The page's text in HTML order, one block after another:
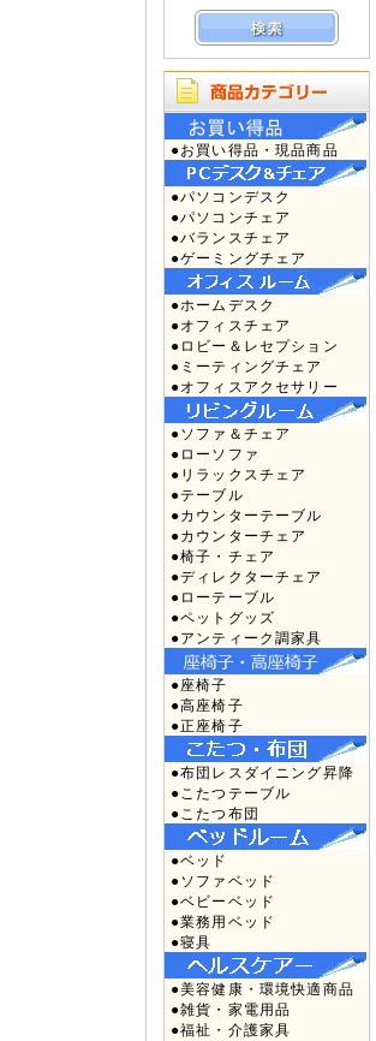
●お買い得品・現品商品
●パソコンデスク
●パソコンチェア
●バランスチェア
●ゲーミングチェア
●ホームデスク
●オフィスチェア
●ロビー＆レセプション
●ミーティングチェア
●オフィスアクセサリー
●ソファ＆チェア
●ローソファ
●リラックスチェア
●テーブル
●カウンターテーブル
●カウンターチェア
●椅子・チェア
●ディレクターチェア
●ローテーブル
●ペットグッズ
●アンティーク調家具
●座椅子
●高座椅子
●正座椅子
●布団レスダイニング昇降
●こたつテーブル
●こたつ布団
●ベッド
●ソファベッド
●ベビーベッド
●業務用ベッド
●寝具
●美容健康・環境快適商品
●雑貨・家電用品
●福祉・介護家具